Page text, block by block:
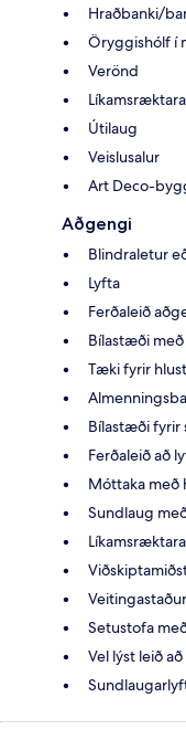
Hraðbanki/
Öryggishólf í
Verönd
Útilaug
Veislusalur
Art Deco-
Aðgengi
Blindraletur
Lyfta
Ferðaleið
Bílastæði
Tæki fyrir
Bílastæði fyrir
Ferðaleið að
Móttaka með
Sundlaug
Setustofa
Vel lýst leið